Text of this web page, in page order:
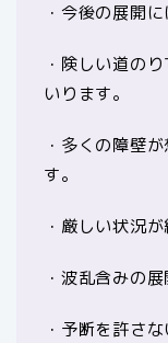
・今後の展開
・険しい道の
いります。
・多くの障壁
す。
・厳しい状況
・波乱含みの
・予断を許さ